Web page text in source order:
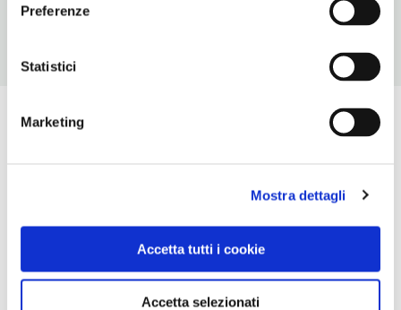
Preferenze
Statistici
Marketing
Mostra dettagli
Accetta tutti i cookie
Accetta selezionati